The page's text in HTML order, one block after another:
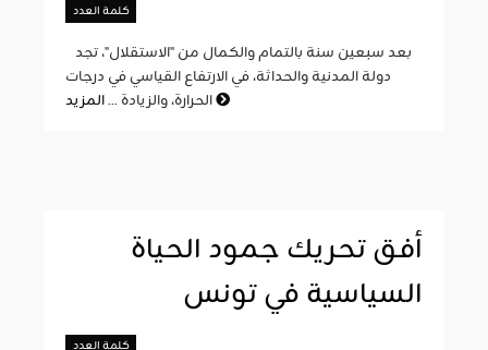
كلمة العدد
دولة المدنية والحداثة، في الارتفاع القياسي في درجات
الحرارة، والزيادة ...
أفق تحريك جمود الحياة
السياسية في تونس